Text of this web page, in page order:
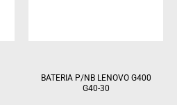
BATERIA P/NB LENOVO G400
G40-30